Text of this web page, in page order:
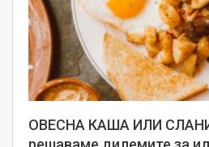
ОВЕСНА КАША ИЛИ